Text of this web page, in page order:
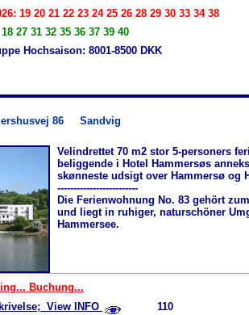
19 20 21 22 23 24 25 26 28 29 30 33 34 38
27 31 32 35 36 37 39 40
Hochsaison: 8001-8500 DKK
86 Sandvig
Velindrettet 70 m2 stor 5-personers
beliggende i Hotel Hammersøs
skønneste udsigt over Hammersø og
-------------------------
Die Ferienwohnung No. 83 gehört
und liegt in ruhiger, naturschöner
Hammersee.
Buchung...
View INFO
110